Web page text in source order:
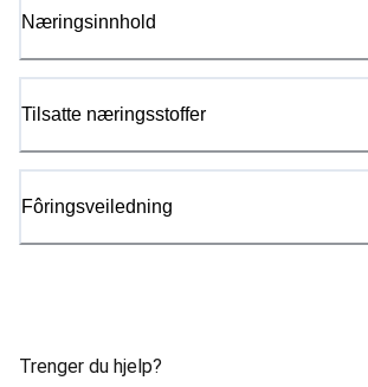
Næringsinnhold
Tilsatte næringsstoffer
Fôringsveiledning
Trenger du hjelp?